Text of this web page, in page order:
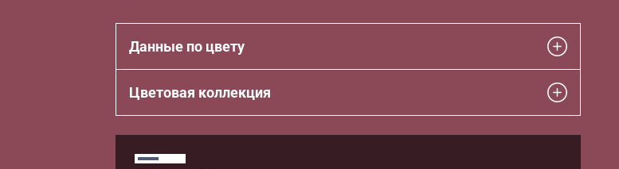
Данные по цвету
Цветовая коллекция